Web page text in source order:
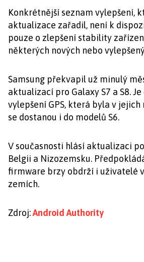
Konkrétnější seznam vylepšení,
aktualizace zařadil, není k
pouze o zlepšení stability
některých nových nebo
Samsung překvapil už minulý
aktualizací pro Galaxy S7 a S8.
vylepšení GPS, která byla v jejich
se dostanou i do modelů S6.
V současnosti hlásí aktualizaci
Belgii a Nizozemsku.
firmware brzy obdrží i uživatelé
zemích.
Zdroj:Android Authority